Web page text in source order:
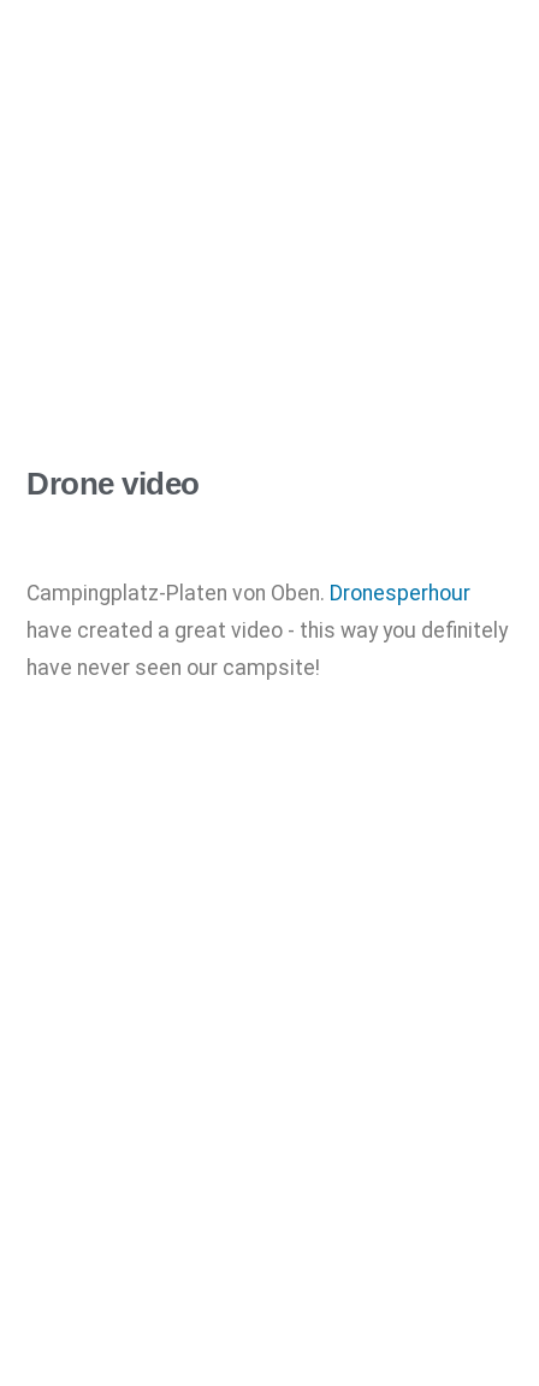
Drone video
Campingplatz-Platen von Oben. Dronesperhour
have created a great video - this way you definitely
have never seen our campsite!